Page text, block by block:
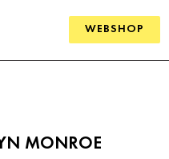
WEBSHOP
MONROE